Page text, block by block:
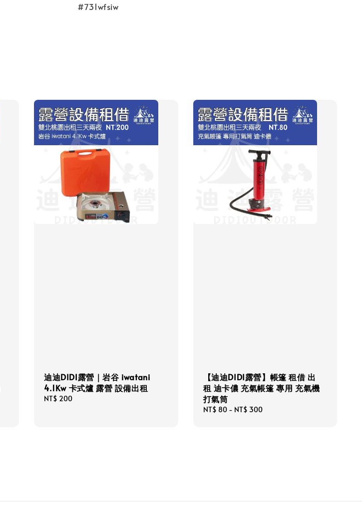
#731wfsiw
迪迪DIDI露營｜岩谷 iwatani
4.1Kw 卡式爐 露營 設備出租
Regular
NT$ 200
【迪迪DIDI露營】帳篷 租借 出
租 迪卡儂 充氣帳篷 專用 充氣機
打氣筒
Regular
NT$ 80- NT$ 300